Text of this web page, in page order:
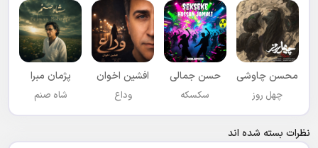
محسن چاوشی
چهل روز
حسن جمالی
سکسکه
افشين اخوان
وداع
پژمان مبرا
شاه صنم
نظرات بسته شده اند